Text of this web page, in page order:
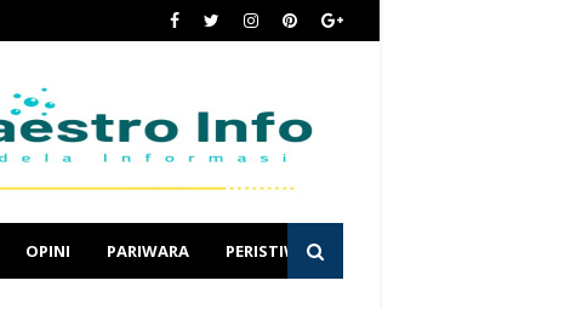
OPINI PARIWARA PERISTIWA